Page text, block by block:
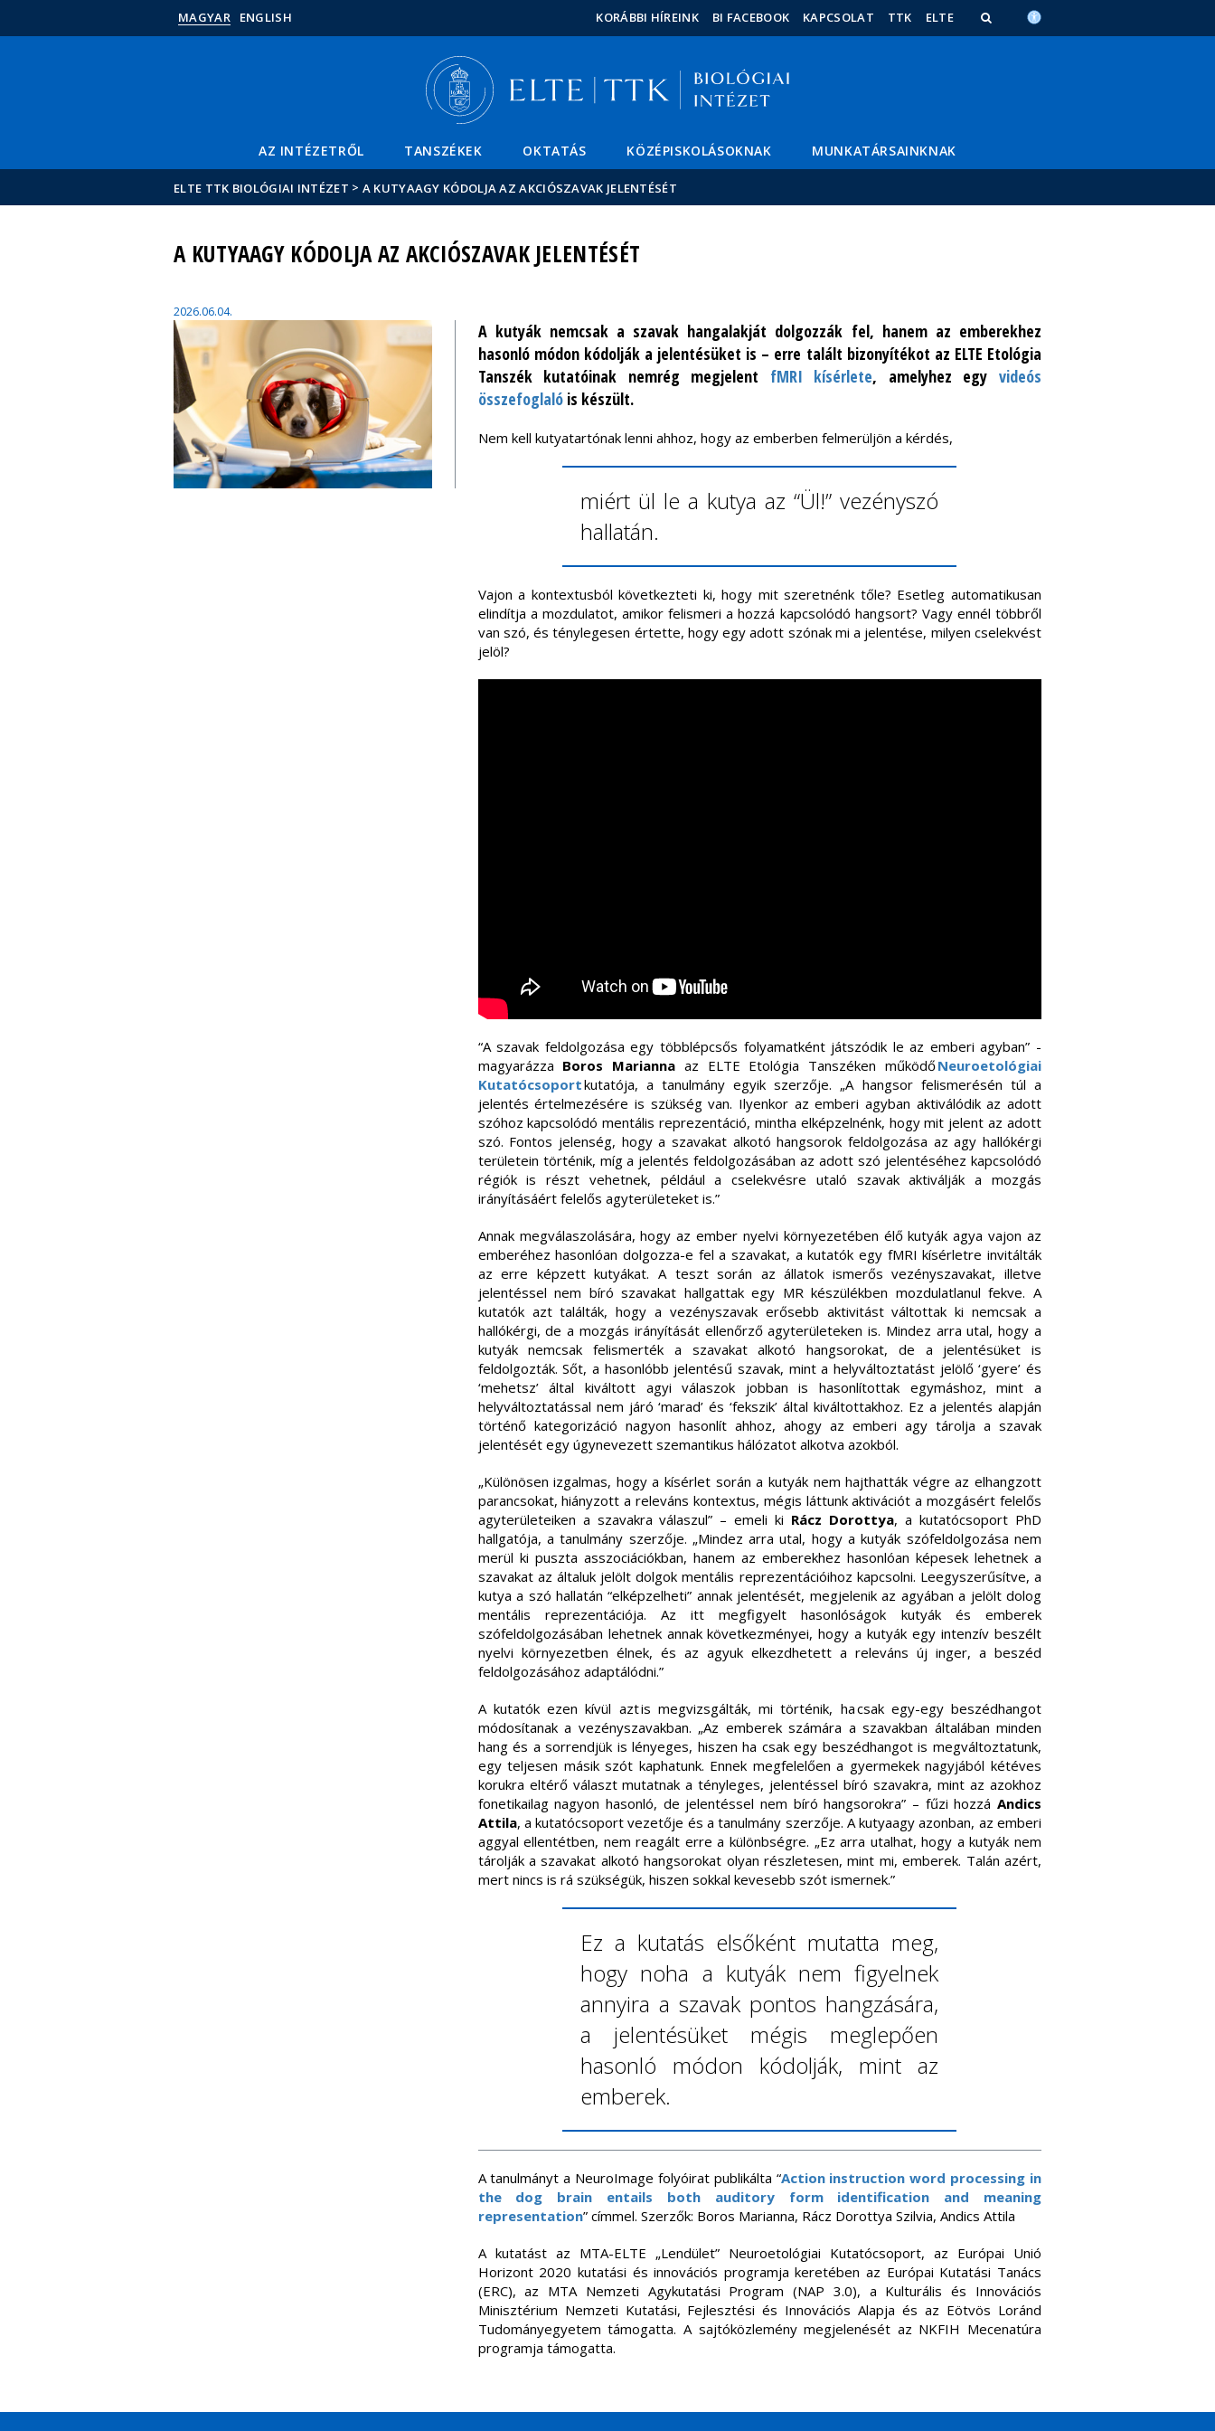
Hírek
Események
ELTE a
MAGYAR ENGLISH KORÁBBI HÍREINK BI FACEBOOK KAPCSOLAT TTK ELTE
AZ INTÉZETRŐL TANSZÉKEK OKTATÁS KÖZÉPISKOLÁSOKNAK MUNKATÁRSAINKNAK
ELTE TTK BIOLÓGIAI INTÉZET > A KUTYAAGY KÓDOLJA AZ AKCIÓSZAVAK JELENTÉSÉT
A KUTYAAGY KÓDOLJA AZ AKCIÓSZAVAK JELENTÉSÉT
2026.06.04.
A kutyák nemcsak a szavak hangalakját dolgozzák fel, hanem az emberekhez
hasonló módon kódolják a jelentésüket is – erre talált bizonyítékot az ELTE Etológia
Tanszék kutatóinak nemrég megjelent fMRI kísérlete, amelyhez egy videós
összefoglalóis készült.
Nem kell kutyatartónak lenni ahhoz, hogy az emberben felmerüljön a kérdés,
miért ül le a kutya az “Ül!” vezényszó
hallatán.
Vajon a kontextusból következteti ki, hogy mit szeretnénk tőle? Esetleg automatikusan
elindítja a mozdulatot, amikor felismeri a hozzá kapcsolódó hangsort? Vagy ennél többről
van szó, és ténylegesen értette, hogy egy adott szónak mi a jelentése, milyen cselekvést
jelöl?
“A szavak feldolgozása egy többlépcsős folyamatként játszódik le az emberi agyban” -
magyarázza Boros Marianna az ELTE Etológia Tanszéken működőNeuroetológiai
Kutatócsoportkutatója, a tanulmány egyik szerzője. „A hangsor felismerésén túl a
jelentés értelmezésére is szükség van. Ilyenkor az emberi agyban aktiválódik az adott
szóhoz kapcsolódó mentális reprezentáció, mintha elképzelnénk, hogy mit jelent az adott
szó. Fontos jelenség, hogy a szavakat alkotó hangsorok feldolgozása az agy hallókérgi
területein történik, míg a jelentés feldolgozásában az adott szó jelentéséhez kapcsolódó
régiók is részt vehetnek, például a cselekvésre utaló szavak aktiválják a mozgás
irányításáért felelős agyterületeket is.”
Annak megválaszolására, hogy az ember nyelvi környezetében élő kutyák agya vajon az
emberéhez hasonlóan dolgozza-e fel a szavakat, a kutatók egy fMRI kísérletre invitálták
az erre képzett kutyákat. A teszt során az állatok ismerős vezényszavakat, illetve
jelentéssel nem bíró szavakat hallgattak egy MR készülékben mozdulatlanul fekve. A
kutatók azt találták, hogy a vezényszavak erősebb aktivitást váltottak ki nemcsak a
hallókérgi, de a mozgás irányítását ellenőrző agyterületeken is. Mindez arra utal, hogy a
kutyák nemcsak felismerték a szavakat alkotó hangsorokat, de a jelentésüket is
feldolgozták. Sőt, a hasonlóbb jelentésű szavak, mint a helyváltoztatást jelölő ‘gyere’ és
‘mehetsz’ által kiváltott agyi válaszok jobban is hasonlítottak egymáshoz, mint a
helyváltoztatással nem járó ‘marad’ és ‘fekszik’ által kiváltottakhoz. Ez a jelentés alapján
történő kategorizáció nagyon hasonlít ahhoz, ahogy az emberi agy tárolja a szavak
jelentését egy úgynevezett szemantikus hálózatot alkotva azokból.
„Különösen izgalmas, hogy a kísérlet során a kutyák nem hajthatták végre az elhangzott
parancsokat, hiányzott a releváns kontextus, mégis láttunk aktivációt a mozgásért felelős
agyterületeiken a szavakra válaszul” – emeli ki Rácz Dorottya, a kutatócsoport PhD
hallgatója, a tanulmány szerzője. „Mindez arra utal, hogy a kutyák szófeldolgozása nem
merül ki puszta asszociációkban, hanem az emberekhez hasonlóan képesek lehetnek a
szavakat az általuk jelölt dolgok mentális reprezentációihoz kapcsolni. Leegyszerűsítve, a
kutya a szó hallatán “elképzelheti” annak jelentését, megjelenik az agyában a jelölt dolog
mentális reprezentációja. Az itt megfigyelt hasonlóságok kutyák és emberek
szófeldolgozásában lehetnek annak következményei, hogy a kutyák egy intenzív beszélt
nyelvi környezetben élnek, és az agyuk elkezdhetett a releváns új inger, a beszéd
feldolgozásához adaptálódni.”
A kutatók ezen kívül azt is megvizsgálták, mi történik, ha csak egy-egy beszédhangot
módosítanak a vezényszavakban. „Az emberek számára a szavakban általában minden
hang és a sorrendjük is lényeges, hiszen ha csak egy beszédhangot is megváltoztatunk,
egy teljesen másik szót kaphatunk. Ennek megfelelően a gyermekek nagyjából kétéves
korukra eltérő választ mutatnak a tényleges, jelentéssel bíró szavakra, mint az azokhoz
fonetikailag nagyon hasonló, de jelentéssel nem bíró hangsorokra” – fűzi hozzá Andics
Attila, a kutatócsoport vezetője és a tanulmány szerzője. A kutyaagy azonban, az emberi
aggyal ellentétben, nem reagált erre a különbségre. „Ez arra utalhat, hogy a kutyák nem
tárolják a szavakat alkotó hangsorokat olyan részletesen, mint mi, emberek. Talán azért,
mert nincs is rá szükségük, hiszen sokkal kevesebb szót ismernek.”
Ez a kutatás elsőként mutatta meg,
hogy noha a kutyák nem figyelnek
annyira a szavak pontos hangzására,
a jelentésüket mégis meglepően
hasonló módon kódolják, mint az
emberek.
A tanulmányt a NeuroImage folyóirat publikálta “Action instruction word processing in
the dog brain entails both auditory form identification and meaning
representation” címmel. Szerzők: Boros Marianna, Rácz Dorottya Szilvia, Andics Attila
A kutatást az MTA-ELTE „Lendület” Neuroetológiai Kutatócsoport, az Európai Unió
Horizont 2020 kutatási és innovációs programja keretében az Európai Kutatási Tanács
(ERC), az MTA Nemzeti Agykutatási Program (NAP 3.0), a Kulturális és Innovációs
Minisztérium Nemzeti Kutatási, Fejlesztési és Innovációs Alapja és az Eötvös Loránd
Tudományegyetem támogatta. A sajtóközlemény megjelenését az NKFIH Mecenatúra
programja támogatta.